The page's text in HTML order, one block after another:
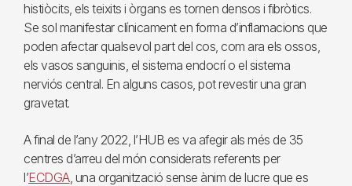
histiòcits, els teixits i òrgans es tornen densos i fibròtics.
Se sol manifestar clínicament en forma d’inflamacions que
poden afectar qualsevol part del cos, com ara els ossos,
els vasos sanguinis, el sistema endocrí o el sistema
nerviós central. En alguns casos, pot revestir una gran
gravetat.
A final de l’any 2022, l’HUB es va afegir als més de 35
centres d’arreu del món considerats referents per
l’ECDGA, una organització sense ànim de lucre que es